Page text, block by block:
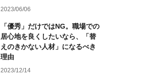
2023/06/06
「優秀」だけではNG。職場での
居心地を良くしたいなら、「替
えのきかない人材」になるべき
理由
2023/12/14